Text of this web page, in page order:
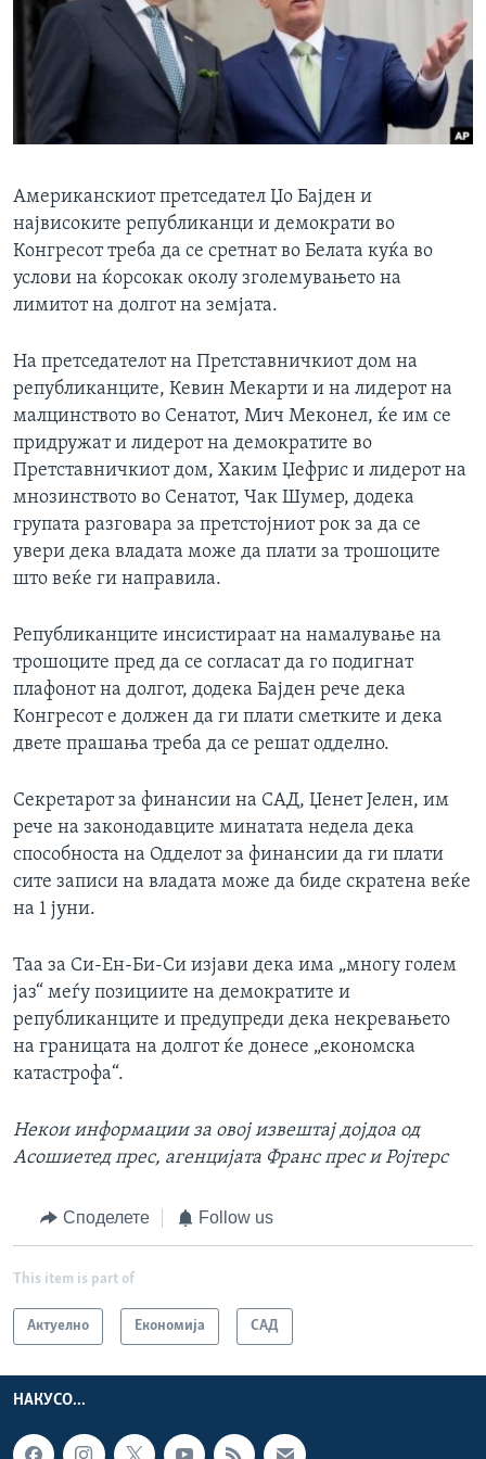
ИНТЕРВЈУА
Јазици
Американскиот претседател Џо Бајден и
највисоките републиканци и демократи во
Конгресот треба да се сретнат во Белата куќа во
услови на ќорсокак околу зголемувањето на
лимитот на долгот на земјата.
На претседателот на Претставничкиот дом на
републиканците, Кевин Мекарти и на лидерот на
малцинството во Сенатот, Мич Меконел, ќе им се
придружат и лидерот на демократите во
Претставничкиот дом, Хаким Џефрис и лидерот на
мнозинството во Сенатот, Чак Шумер, додека
групата разговара за претстојниот рок за да се
увери дека владата може да плати за трошоците
што веќе ги направила.
Републиканците инсистираат на намалување на
трошоците пред да се согласат да го подигнат
плафонот на долгот, додека Бајден рече дека
Конгресот е должен да ги плати сметките и дека
двете прашања треба да се решат одделно.
Секретарот за финансии на САД, Џенет Јелен, им
рече на законодавците минатата недела дека
способноста на Одделот за финансии да ги плати
сите записи на владата може да биде скратена веќе
на 1 јуни.
Таа за Си-Ен-Би-Си изјави дека има „многу голем
јаз“ меѓу позициите на демократите и
републиканците и предупреди дека некревањето
на границата на долгот ќе донесе „економска
катастрофа“.
Некои информации за овој извештај дојдоа од
Асошиетед прес, агенцијата Франс прес и Ројтерс
Споделете Follow us
This item is part of
Актуелно Економија САД
НАКУСО...